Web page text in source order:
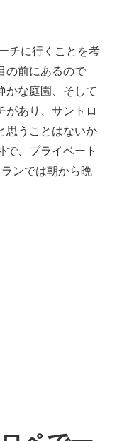
チに行くことを考
の前にあるので
かな庭園、そして
があり、サントロ
思うことはないか
で、プライベート
ンでは朝から晩